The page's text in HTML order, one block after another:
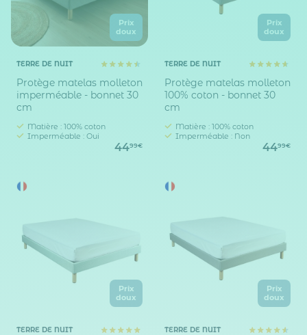
Prix
doux
TERRE DE NUIT
Protège matelas molleton
imperméable - bonnet 30
cm
Matière : 100% coton
Imperméable : Oui
4499€
Prix
doux
TERRE DE NUIT
Protège matelas molleton
100% coton - bonnet 30
cm
Matière : 100% coton
Imperméable : Non
4499€
Prix
doux
TERRE DE NUIT
Prix
doux
TERRE DE NUIT